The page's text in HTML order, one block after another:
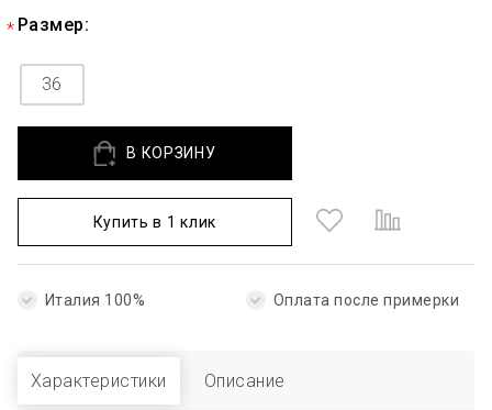
Размер:
36
В КОРЗИНУ
Купить в 1 клик
Италия 100% Оплата после примерки
Характеристики Описание